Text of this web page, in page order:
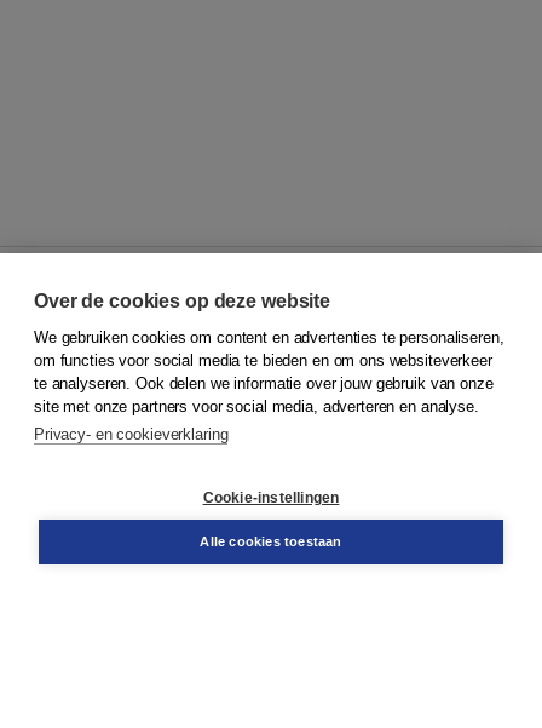
© 2026Koninklijke Boom uitgevers
Klantenservice
Service & informatie
Contact
Over de cookies op deze website
We gebruiken cookies om content en advertenties te personaliseren,
om functies voor social media te bieden en om ons websiteverkeer
te analyseren. Ook delen we informatie over jouw gebruik van onze
site met onze partners voor social media, adverteren en analyse.
Privacy- en cookieverklaring
Cookie-instellingen
Alle cookies toestaan